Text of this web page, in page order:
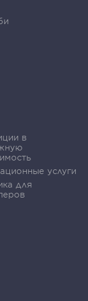
в
услуги
для